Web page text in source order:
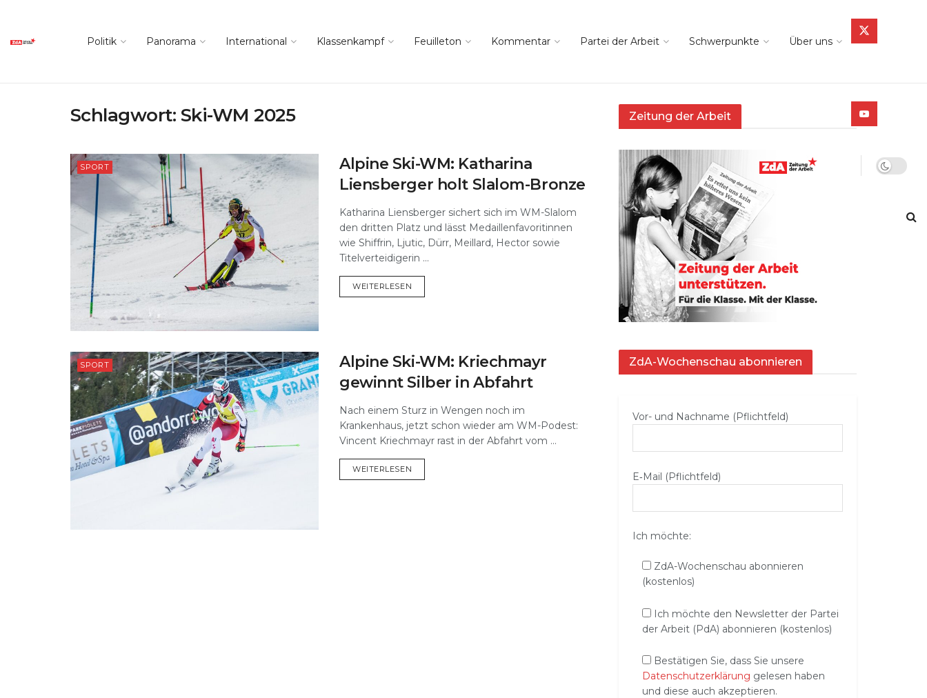
Politik Panorama International Klassenkampf Feuilleton Kommentar Partei der Arbeit Schwerpunkte Über uns
Schlagwort: Ski-WM 2025
SPORT
Alpine Ski-WM: Katharina
Liensberger holt Slalom-Bronze
Katharina Liensberger sichert sich im WM-Slalom
den dritten Platz und lässt Medaillenfavoritinnen
wie Shiffrin, Ljutic, Dürr, Meillard, Hector sowie
Titelverteidigerin ...
WEITERLESEN
SPORT
Alpine Ski-WM: Kriechmayr
gewinnt Silber in Abfahrt
Nach einem Sturz in Wengen noch im
Krankenhaus, jetzt schon wieder am WM-Podest:
Vincent Kriechmayr rast in der Abfahrt vom ...
WEITERLESEN
Zeitung der Arbeit
ZdA-Wochenschau abonnieren
Vor- und Nachname (Pflichtfeld)
E‑Mail (Pflichtfeld)
Ich möchte:
ZdA-Wochenschau abonnieren
(kostenlos)
Ich möchte den Newsletter der Partei
der Arbeit (PdA) abonnieren (kostenlos)
Bestätigen Sie, dass Sie unsere
Datenschutzerklärung gelesen haben
und diese auch akzeptieren.